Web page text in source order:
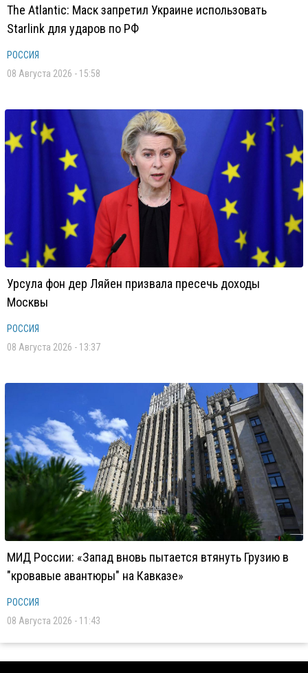
The Atlantic: Маск запретил Украине использовать
Starlink для ударов по РФ
РОССИЯ
08 Августа 2026 - 15:58
Урсула фон дер Ляйен призвала пресечь доходы
Москвы
РОССИЯ
08 Августа 2026 - 13:37
МИД России: «Запад вновь пытается втянуть Грузию в
"кровавые авантюры" на Кавказе»
РОССИЯ
08 Августа 2026 - 11:43